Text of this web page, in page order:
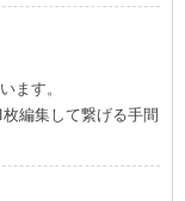
ます。
編集して繋げる手間